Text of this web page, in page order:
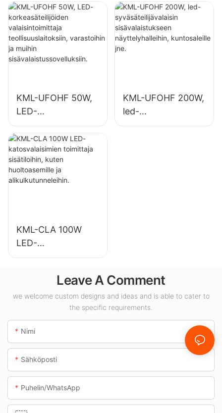
valaisintoimittaja
teollisuuslaitoksiin,
varastoihin ja
muihin
sisävalaistussovellu
valaisintoimittaja
sisävalaistukseen
teollisuuslaitoksissa
, kuntosaleilla jne.
KML-UFOHF 50W,
LED-
korkeasäteilijöiden
valaisintoimittaja
teollisuuslaitoksiin,
varastoihin ja
muihin
KML-UFOHF 200W,
led-
syväsäteilijävalaisin
KML-CLA 100W
LED-
katosvalaisimien
sisätiloihin, kuten
huoltoasemille ja
alikulkutunneleihin.
Leave A Comment
we welcome custom designs and ideas and is able to cater to
the specific requirements.
Nimi
Sähköposti
Puhelin/WhatsApp